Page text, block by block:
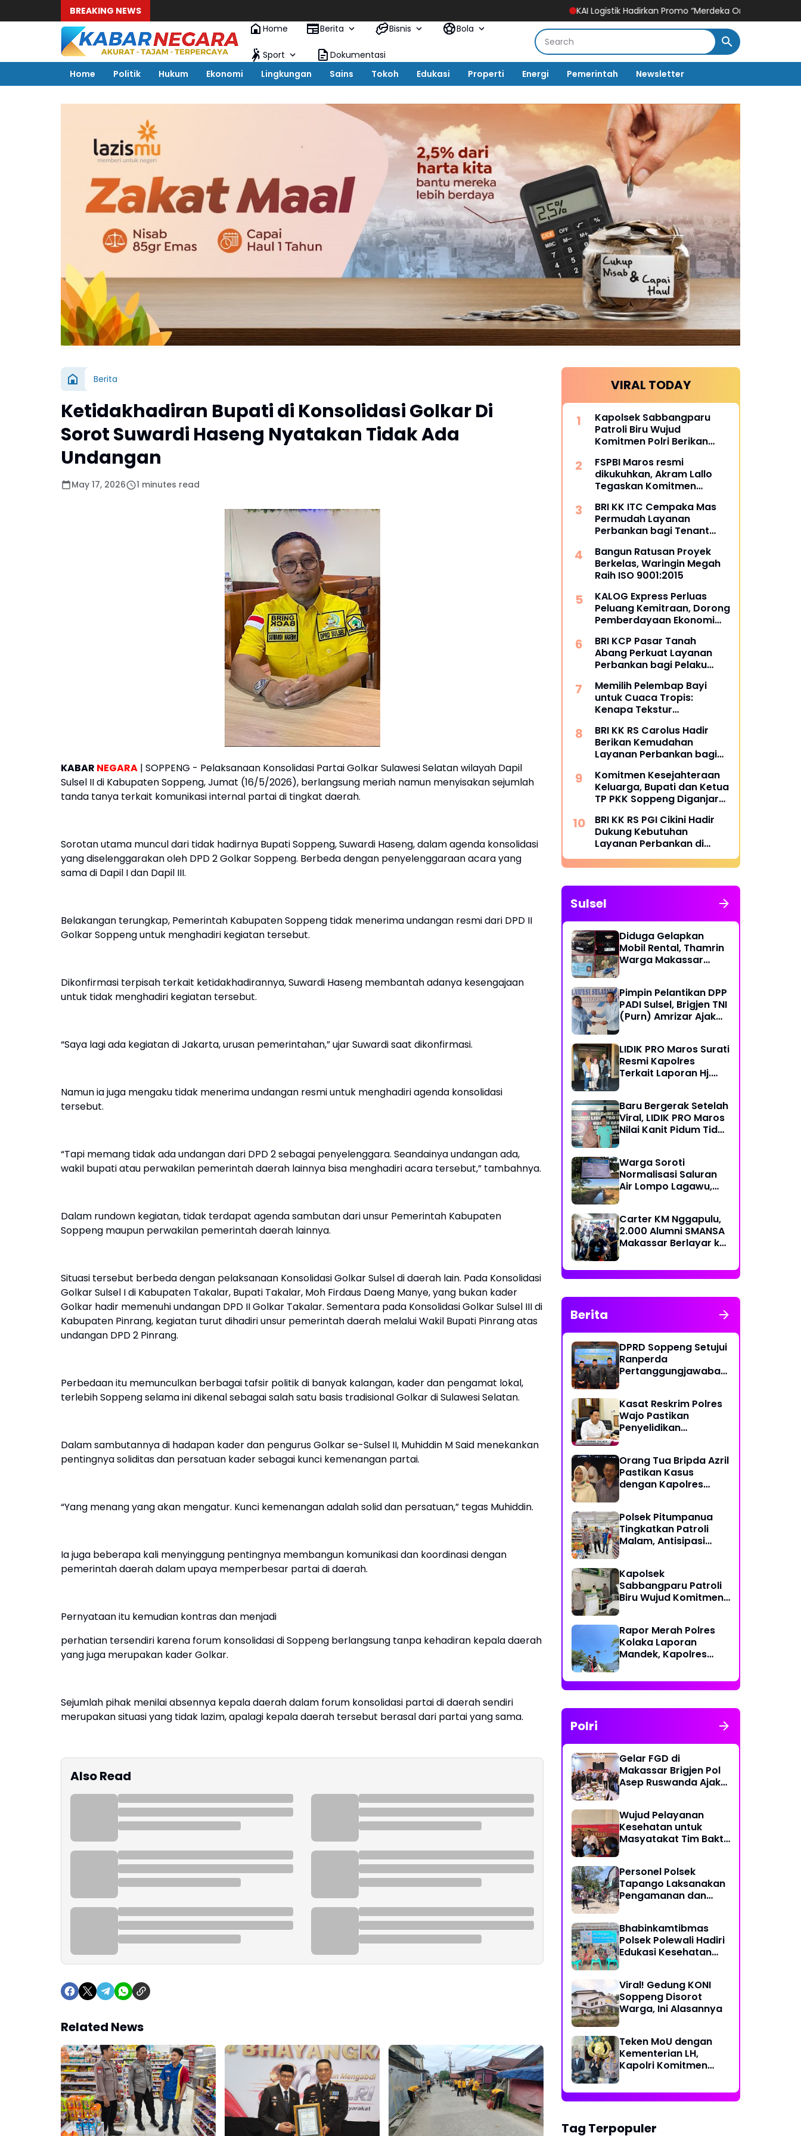
BREAKING NEWS KAI Logistik Hadirkan Promo “Merdeka Ongkir” untuk Pengiriman Paket
Home
Berita Bisnis Bola
Sport
Dokumentasi
Home
Politik Hukum Ekonomi Lingkungan Sains Tokoh Edukasi Properti Energi Pemerintah Newsletter
Berita
Ketidakhadiran Bupati di Konsolidasi Golkar Di
Sorot Suwardi Haseng Nyatakan Tidak Ada
Undangan
May 17, 2026 1 minutes read
KABAR NEGARA | SOPPENG - Pelaksanaan Konsolidasi Partai Golkar Sulawesi Selatan wilayah Dapil
Sulsel II di Kabupaten Soppeng, Jumat (16/5/2026), berlangsung meriah namun menyisakan sejumlah
tanda tanya terkait komunikasi internal partai di tingkat daerah.
Sorotan utama muncul dari tidak hadirnya Bupati Soppeng, Suwardi Haseng, dalam agenda konsolidasi
yang diselenggarakan oleh DPD 2 Golkar Soppeng. Berbeda dengan penyelenggaraan acara yang
sama di Dapil I dan Dapil III.
Belakangan terungkap, Pemerintah Kabupaten Soppeng tidak menerima undangan resmi dari DPD II
Golkar Soppeng untuk menghadiri kegiatan tersebut.
Dikonfirmasi terpisah terkait ketidakhadirannya, Suwardi Haseng membantah adanya kesengajaan
untuk tidak menghadiri kegiatan tersebut.
“Saya lagi ada kegiatan di Jakarta, urusan pemerintahan,” ujar Suwardi saat dikonfirmasi.
Namun ia juga mengaku tidak menerima undangan resmi untuk menghadiri agenda konsolidasi
tersebut.
“Tapi memang tidak ada undangan dari DPD 2 sebagai penyelenggara. Seandainya undangan ada,
wakil bupati atau perwakilan pemerintah daerah lainnya bisa menghadiri acara tersebut,” tambahnya.
Dalam rundown kegiatan, tidak terdapat agenda sambutan dari unsur Pemerintah Kabupaten
Soppeng maupun perwakilan pemerintah daerah lainnya.
Situasi tersebut berbeda dengan pelaksanaan Konsolidasi Golkar Sulsel di daerah lain. Pada Konsolidasi
Golkar Sulsel I di Kabupaten Takalar, Bupati Takalar, Moh Firdaus Daeng Manye, yang bukan kader
Golkar hadir memenuhi undangan DPD II Golkar Takalar. Sementara pada Konsolidasi Golkar Sulsel III di
Kabupaten Pinrang, kegiatan turut dihadiri unsur pemerintah daerah melalui Wakil Bupati Pinrang atas
undangan DPD 2 Pinrang.
Perbedaan itu memunculkan berbagai tafsir politik di banyak kalangan, kader dan pengamat lokal,
terlebih Soppeng selama ini dikenal sebagai salah satu basis tradisional Golkar di Sulawesi Selatan.
Dalam sambutannya di hadapan kader dan pengurus Golkar se-Sulsel II, Muhiddin M Said menekankan
pentingnya soliditas dan persatuan kader sebagai kunci kemenangan partai.
“Yang menang yang akan mengatur. Kunci kemenangan adalah solid dan persatuan,” tegas Muhiddin.
Ia juga beberapa kali menyinggung pentingnya membangun komunikasi dan koordinasi dengan
pemerintah daerah dalam upaya memperbesar partai di daerah.
Pernyataan itu kemudian kontras dan menjadi
perhatian tersendiri karena forum konsolidasi di Soppeng berlangsung tanpa kehadiran kepala daerah
yang juga merupakan kader Golkar.
Sejumlah pihak menilai absennya kepala daerah dalam forum konsolidasi partai di daerah sendiri
merupakan situasi yang tidak lazim, apalagi kepala daerah tersebut berasal dari partai yang sama.
Also Read
Related News
VIRAL TODAY
Kapolsek Sabbangparu
Patroli Biru Wujud
Komitmen Polri Berikan
Masyarakat
FSPBI Maros resmi
dikukuhkan, Akram Lallo
Tegaskan Komitmen
Pekerja
BRI KK ITC Cempaka Mas
Permudah Layanan
Perbankan bagi Tenant
Bangun Ratusan Proyek
Berkelas, Waringin Megah
Raih ISO 9001:2015
KALOG Express Perluas
Peluang Kemitraan, Dorong
Pemberdayaan Ekonomi
BRI KCP Pasar Tanah
Abang Perkuat Layanan
Perbankan bagi Pelaku
Pusat Grosir Terbesar di
Indonesia
Memilih Pelembap Bayi
untuk Cuaca Tropis:
Kenapa Tekstur
BRI KK RS Carolus Hadir
Berikan Kemudahan
Layanan Perbankan bagi
Masyarakat
Komitmen Kesejahteraan
Keluarga, Bupati dan Ketua
TP PKK Soppeng Diganjar
BKKBN
BRI KK RS PGI Cikini Hadir
Dukung Kebutuhan
Layanan Perbankan di
Lingkungan Rumah Sakit
Sulsel
Diduga Gelapkan
Mobil Rental, Thamrin
Warga Makassar
Pimpin Pelantikan DPP
PADI Sulsel, Brigjen TNI
(Purn) Amrizar Ajak
Dengan Hati Bersih
LIDIK PRO Maros Surati
Resmi Kapolres
Terkait Laporan Hj.
Baru Bergerak Setelah
Viral, LIDIK PRO Maros
Nilai Kanit Pidum Tidak
Warga Soroti
Normalisasi Saluran
Air Lompo Lagawu,
Seimbang dengan
Hasil Pekerjaan
Carter KM Nggapulu,
2.000 Alumni SMANSA
Makassar Berlayar ke
Meriahkan Temu
Nasional IV di
Berita
DPRD Soppeng Setujui
Ranperda
Pertanggungjawaban
Kasat Reskrim Polres
Wajo Pastikan
Penyelidikan
Orang Tua Bripda Azril
Pastikan Kasus
dengan Kapolres
Polsek Pitumpanua
Tingkatkan Patroli
Malam, Antisipasi
Kriminalitas di
Wilayah Hukum
Kapolsek
Sabbangparu Patroli
Biru Wujud Komitmen
Masyarakat
Rapor Merah Polres
Kolaka Laporan
Mandek, Kapolres
Perkap dan Abaikan
Kepastian Hukum
Polri
Gelar FGD di
Makassar Brigjen Pol
Asep Ruswanda Ajak
Wujud Pelayanan
Kesehatan untuk
Masyatakat Tim Bakti
Perjalanan Ekstrem 10
Jam Demi Layani
Warga Desa Kopeang
Personel Polsek
Tapango Laksanakan
Pengamanan dan
Tradisional Pelitakan
Bhabinkamtibmas
Polsek Polewali Hadiri
Edukasi Kesehatan
Kelurahan Sulewatang
Viral! Gedung KONI
Soppeng Disorot
Warga, Ini Alasannya
Teken MoU dengan
Kementerian LH,
Kapolri Komitmen
Lingkungan Hidup Jadi
Lebih Baik
Tag Terpopuler